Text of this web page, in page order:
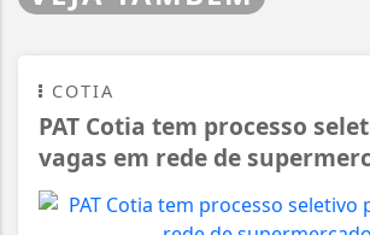
COTIA
PAT Cotia tem processo
vagas em rede de